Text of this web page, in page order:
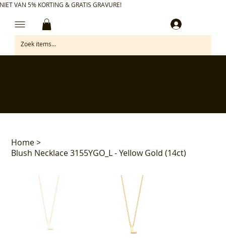
VAN 5% KORTING & GRATIS GRAVURE!
Home>
Blush Necklace 3155YGO_L - Yellow Gold (14ct)